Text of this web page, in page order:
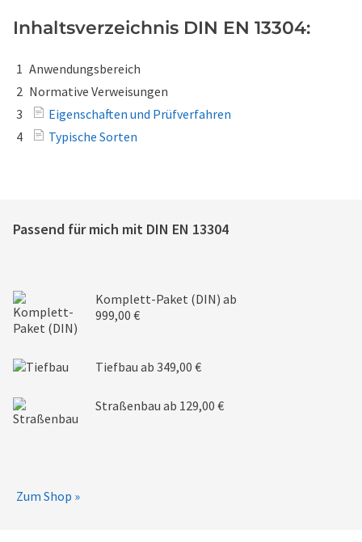
Inhaltsverzeichnis DIN EN 13304:
1 Anwendungsbereich
2 Normative Verweisungen
3
Eigenschaften und Prüfverfahren
4
Typische Sorten
Passend für mich mit DIN EN 13304
Komplett-Paket (DIN) ab
999,00 €
Tiefbau ab 349,00 €
Straßenbau ab 129,00 €
Zum Shop »